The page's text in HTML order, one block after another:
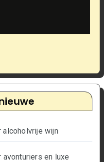
wijn
avonturiers en luxe